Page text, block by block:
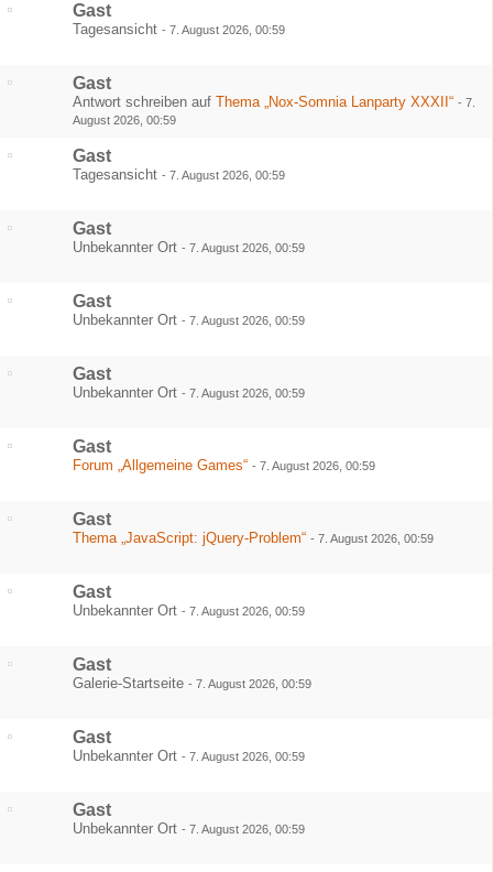
Gast
Tagesansicht - 7. August 2026, 00:59
Gast
Antwort schreiben auf Thema „Nox-Somnia Lanparty XXXII“ - 7.
August 2026, 00:59
Gast
Tagesansicht - 7. August 2026, 00:59
Gast
Unbekannter Ort - 7. August 2026, 00:59
Gast
Unbekannter Ort - 7. August 2026, 00:59
Gast
Unbekannter Ort - 7. August 2026, 00:59
Gast
Forum „Allgemeine Games“ - 7. August 2026, 00:59
Gast
Thema „JavaScript: jQuery-Problem“ - 7. August 2026, 00:59
Gast
Unbekannter Ort - 7. August 2026, 00:59
Gast
Galerie-Startseite - 7. August 2026, 00:59
Gast
Unbekannter Ort - 7. August 2026, 00:59
Gast
Unbekannter Ort - 7. August 2026, 00:59